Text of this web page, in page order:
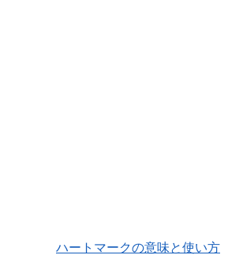
ハートマークの意味と使い方